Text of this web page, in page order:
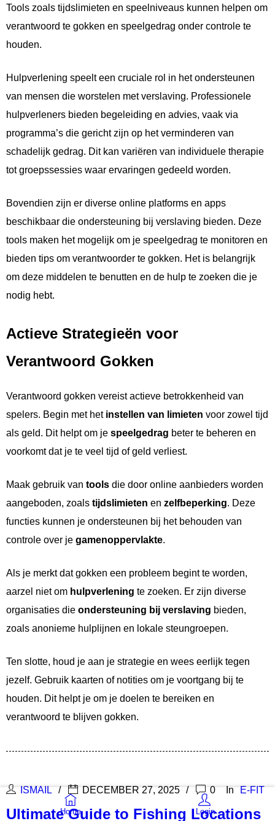
Home Login
Tools zoals tijdslimieten en speelniveaus kunnen helpen om
verantwoord te gokken en speelgedrag onder controle te
houden.
Hulpverlening speelt een cruciale rol in het ondersteunen
van mensen die worstelen met verslaving. Professionele
hulpverleners bieden begeleiding en advies, vaak via
programma’s die gericht zijn op het verminderen van
schadelijk gedrag. Dit kan variëren van individuele therapie
tot groepssessies waar ervaringen gedeeld worden.
Bovendien zijn er diverse online platforms en apps
beschikbaar die ondersteuning bij verslaving bieden. Deze
tools maken het mogelijk om je speelgedrag te monitoren en
bieden tips om verantwoorder te gokken. Het is belangrijk
om deze middelen te benutten en de hulp te zoeken die je
nodig hebt.
Actieve Strategieën voor
Verantwoord Gokken
Verantwoord gokken vereist actieve betrokkenheid van
spelers. Begin met het instellen van limieten voor zowel tijd
als geld. Dit helpt om je speelgedrag beter te beheren en
voorkomt dat je te veel tijd of geld verliest.
Maak gebruik van tools die door online aanbieders worden
aangeboden, zoals tijdslimieten en zelfbeperking. Deze
functies kunnen je ondersteunen bij het behouden van
controle over je gamenoppervlakte.
Als je merkt dat gokken een probleem begint te worden,
aarzel niet om hulpverlening te zoeken. Er zijn diverse
organisaties die ondersteuning bij verslaving bieden,
zoals anonieme hulplijnen en lokale steungroepen.
Ten slotte, houd je aan je strategie en wees eerlijk tegen
jezelf. Gebruik kaarten of notities om je voortgang bij te
houden. Dit helpt je om je doelen te bereiken en
verantwoord te blijven gokken.
ISMAIL DECEMBER 27, 2025 0 In E-FIT
Ultimate Guide to Fishing Locations